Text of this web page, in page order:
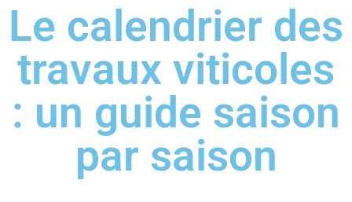
Le calendrier des
travaux viticoles
: un guide saison
par saison